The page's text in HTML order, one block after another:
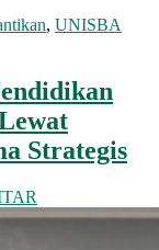
, UNISBA
Strategis